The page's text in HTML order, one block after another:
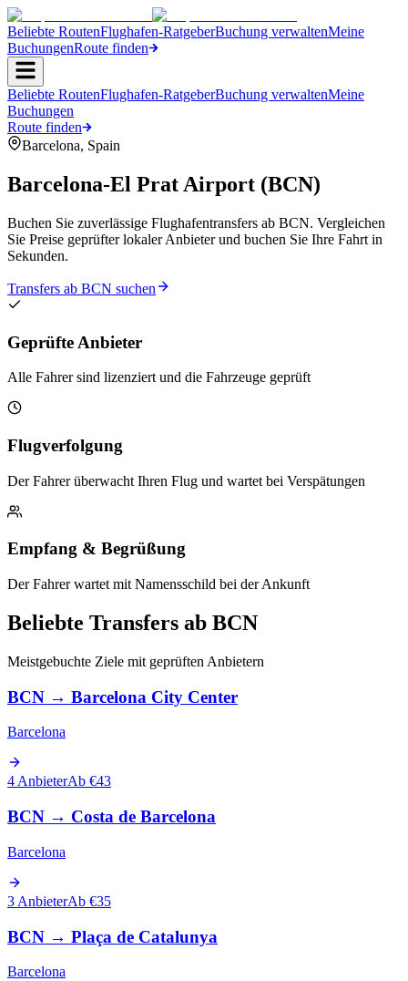
Beliebte RoutenFlughafen-RatgeberBuchung verwaltenMeine
BuchungenRoute finden
Beliebte RoutenFlughafen-RatgeberBuchung verwaltenMeine
Buchungen
Route finden
Barcelona, Spain
Barcelona-El Prat Airport (BCN)
Buchen Sie zuverlässige Flughafentransfers ab BCN. Vergleichen
Sie Preise geprüfter lokaler Anbieter und buchen Sie Ihre Fahrt in
Sekunden.
Transfers ab BCN suchen
Geprüfte Anbieter
Alle Fahrer sind lizenziert und die Fahrzeuge geprüft
Flugverfolgung
Der Fahrer überwacht Ihren Flug und wartet bei Verspätungen
Empfang & Begrüßung
Der Fahrer wartet mit Namensschild bei der Ankunft
Beliebte Transfers ab BCN
Meistgebuchte Ziele mit geprüften Anbietern
BCN → Barcelona City Center
Barcelona
4 AnbieterAb €43
BCN → Costa de Barcelona
Barcelona
3 AnbieterAb €35
BCN → Plaça de Catalunya
Barcelona